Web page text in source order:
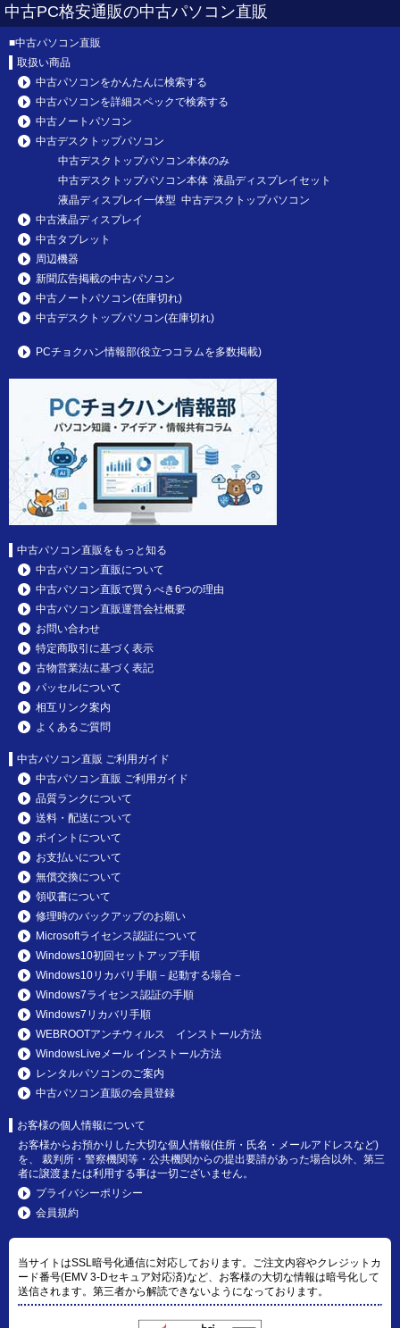
中古PC格安通販の中古パソコン直販
■中古パソコン直販
取扱い商品
中古パソコンをかんたんに検索する
中古パソコンを詳細スペックで検索する
中古ノートパソコン
中古デスクトップパソコン
中古デスクトップパソコン本体のみ
中古デスクトップパソコン本体 液晶ディスプレイセット
液晶ディスプレイ一体型 中古デスクトップパソコン
中古液晶ディスプレイ
中古タブレット
周辺機器
新聞広告掲載の中古パソコン
中古ノートパソコン(在庫切れ)
中古デスクトップパソコン(在庫切れ)
PCチョクハン情報部(役立つコラムを多数掲載)
中古パソコン直販をもっと知る
中古パソコン直販について
中古パソコン直販で買うべき6つの理由
中古パソコン直販運営会社概要
お問い合わせ
特定商取引に基づく表示
古物営業法に基づく表記
パッセルについて
相互リンク案内
よくあるご質問
中古パソコン直販 ご利用ガイド
中古パソコン直販 ご利用ガイド
品質ランクについて
送料・配送について
ポイントについて
お支払いについて
無償交換について
領収書について
修理時のバックアップのお願い
Microsoftライセンス認証について
Windows10初回セットアップ手順
Windows10リカバリ手順－起動する場合－
Windows7ライセンス認証の手順
Windows7リカバリ手順
WEBROOTアンチウィルス インストール方法
WindowsLiveメール インストール方法
レンタルパソコンのご案内
中古パソコン直販の会員登録
お客様の個人情報について
お客様からお預かりした大切な個人情報(住所・氏名・メールアドレスなど)
を、 裁判所・警察機関等・公共機関からの提出要請があった場合以外、第三
者に譲渡または利用する事は一切ございません。
プライバシーポリシー
会員規約
当サイトはSSL暗号化通信に対応しております。ご注文内容やクレジットカ
ード番号(EMV 3-Dセキュア対応済)など、お客様の大切な情報は暗号化して
送信されます。第三者から解読できないようになっております。